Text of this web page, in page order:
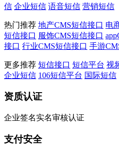
信 企业短信 语音短信 营销短信
热门推荐 地产CMS短信接口 电
短信接口 服饰CMS短信接口
接口 行业CMS短信接口 手游
更多推荐 短信接口 短信平台 视
企业短信 106短信平台 国际短信
资质认证
企业签名实名审核认证
支付安全